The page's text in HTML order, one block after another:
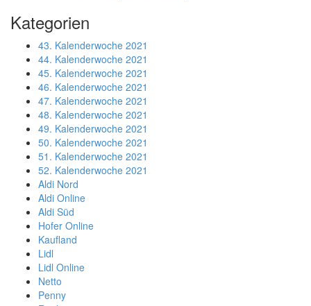
Kategorien
43. Kalenderwoche 2021
44. Kalenderwoche 2021
45. Kalenderwoche 2021
46. Kalenderwoche 2021
47. Kalenderwoche 2021
48. Kalenderwoche 2021
49. Kalenderwoche 2021
50. Kalenderwoche 2021
51. Kalenderwoche 2021
52. Kalenderwoche 2021
Aldi Nord
Aldi Online
Aldi Süd
Hofer Online
Kaufland
Lidl
Lidl Online
Netto
Penny